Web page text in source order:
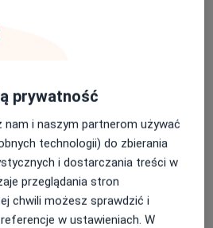
adresami)
lokalizacje (1)
prywatność
nam i naszym partnerom używać
technologii) do zbierania
i dostarczania treści w
przeglądania stron
chwili możesz sprawdzić i
w ustawieniach. W